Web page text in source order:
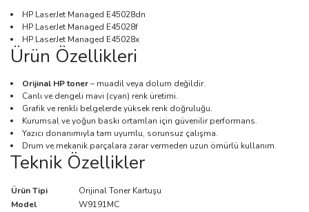
HP LaserJet Managed E45028dn
HP LaserJet Managed E45028f
HP LaserJet Managed E45028x
Ürün Özellikleri
Orijinal HP toner– muadil veya dolum değildir.
Canlı ve dengeli mavi (cyan) renk üretimi.
Grafik ve renkli belgelerde yüksek renk doğruluğu.
Kurumsal ve yoğun baskı ortamları için güvenilir performans.
Yazıcı donanımıyla tam uyumlu, sorunsuz çalışma.
Drum ve mekanik parçalara zarar vermeden uzun ömürlü kullanım.
Teknik Özellikler
Ürün Tipi
Orijinal Toner Kartuşu
Model
W9191MC